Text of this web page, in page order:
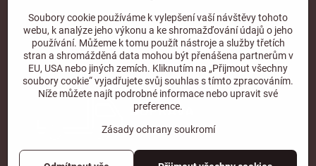
Doprava a platba
DOPRAVA ZDARMA
při objednávce nad2000 Kč vč. DPH.
*Nevztahuje se na paletovou přepravu.
Soubory cookie používáme k vylepšení vaší návštěvy tohoto
webu, k analýze jeho výkonu a ke shromažďování údajů o jeho
používání. Můžeme k tomu použít nástroje a služby třetích
stran a shromážděná data mohou být přenášena partnerům v
EU, USA nebo jiných zemích. Kliknutím na „Přijmout všechny
soubory cookie“ vyjadřujete svůj souhlas s tímto zpracováním.
Níže můžete najít podrobné informace nebo upravit své
preference.
Zásady ochrany soukromí